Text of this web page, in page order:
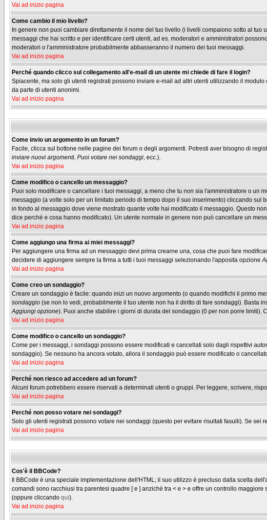
Vai ad inizio pagina
Come cambio il mio livello?
In genere non puoi cambiare direttamente il nome del tuo livello (i livelli compaiono sotto al
messaggi che hai scritto e per identificare certi utenti, ad es. moderatori e amministratori
moderatori o l'amministratore probabilmente abbasseranno il numero dei tuoi messaggi.
Vai ad inizio pagina
Perché quando clicco sul collegamento all'e-mail di un utente mi chiede di fare il login?
Spiacente, ma solo gli utenti registrati possono inviare e-mail ad altri utenti utilizzando il
da parte di utenti anonimi.
Vai ad inizio pagina
Come invio un argomento in un forum?
Facile, clicca sul bottone nelle pagine dei forum o degli argomenti. Potresti aver bisogno di
inviare nuovi argomenti, Puoi votare nei sondaggi, ecc.).
Vai ad inizio pagina
Come modifico o cancello un messaggio?
Puoi solo modificare o cancellare i tuoi messaggi, a meno che tu non sia l'amministratore o
messaggio (a volte solo per un limitato periodo di tempo dopo il suo inserimento) cliccando sul
in fondo al messaggio dove viene mostrato quante volte hai modificato il messaggio. Questo
dice perché e cosa hanno modificato). Un utente normale in genere non può cancellare un
Vai ad inizio pagina
Come aggiungo una firma ai miei messaggi?
Per aggiungere una firma ad un messaggio devi prima crearne una, cosa che puoi fare
decidere di aggiungere sempre la firma a tutti i tuoi messaggi selezionando l'apposita opzione
Vai ad inizio pagina
Come creo un sondaggio?
Creare un sondaggio è facile: quando inizi un nuovo argomento (o quando modifichi il primo
sondaggio (se non lo vedi, probabilmente il tuo utente non ha il diritto di fare sondaggi). Basta
Aggiungi opzione). Puoi anche stabilire i giorni di durata del sondaggio (0 per non porre
Vai ad inizio pagina
Come modifico o cancello un sondaggio?
Come per i messaggi, i sondaggi possono essere modificati e cancellati solo dagli rispettivi
sondaggio). Se nessuno ha ancora votato, allora il sondaggio può essere modificato o
Vai ad inizio pagina
Perché non riesco ad accedere ad un forum?
Alcuni forum potrebbero essere riservati a determinati utenti o gruppi. Per leggere, scrivere,
Vai ad inizio pagina
Perché non posso votare nei sondaggi?
Solo gli utenti registrati possono votare nei sondaggi (questo per evitare risultati fasulli). Se
Vai ad inizio pagina
Cos'è il BBCode?
Il BBCode è una speciale implementazione dell'HTML; il suo utilizzo è precluso dalla scelta
comandi sono racchiusi tra parentesi quadre [ e ] anzichè tra < e > e offre un controllo
(oppure cliccando qui).
Vai ad inizio pagina